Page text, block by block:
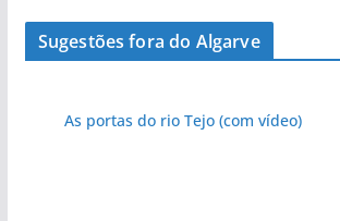
Sugestões fora do Algarve
As portas do rio Tejo (com vídeo)